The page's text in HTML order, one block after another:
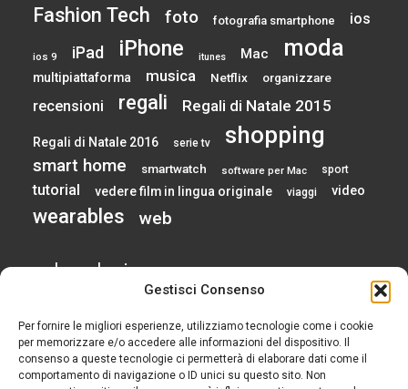
Gestisci Consenso
Per fornire le migliori esperienze, utilizziamo tecnologie come i cookie
per memorizzare e/o accedere alle informazioni del dispositivo. Il
consenso a queste tecnologie ci permetterà di elaborare dati come il
comportamento di navigazione o ID unici su questo sito. Non
Fashion Tech foto fotografia smartphone ios
ios 9 iPad iPhone itunes Mac moda
multipiattaforma musica Netflix organizzare
recensioni regali Regali di Natale 2015
Regali di Natale 2016 serie tv shopping
smart home smartwatch software per Mac sport
tutorial vedere film in lingua originale viaggi video
wearables web
calendario
AGOSTO 2026
L M M G V S